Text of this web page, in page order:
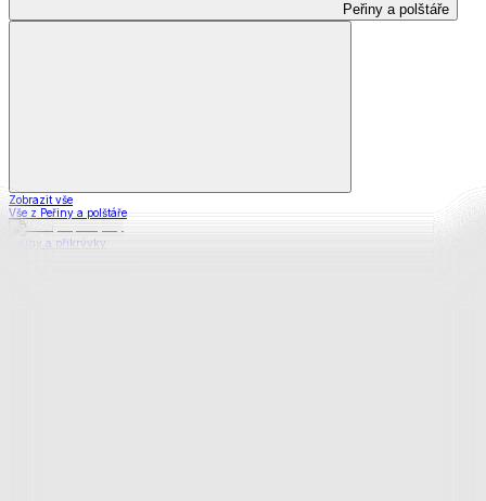
Peřiny a polštáře
Zobrazit vše
Vše z Peřiny a polštáře
Peřiny a přikrývky